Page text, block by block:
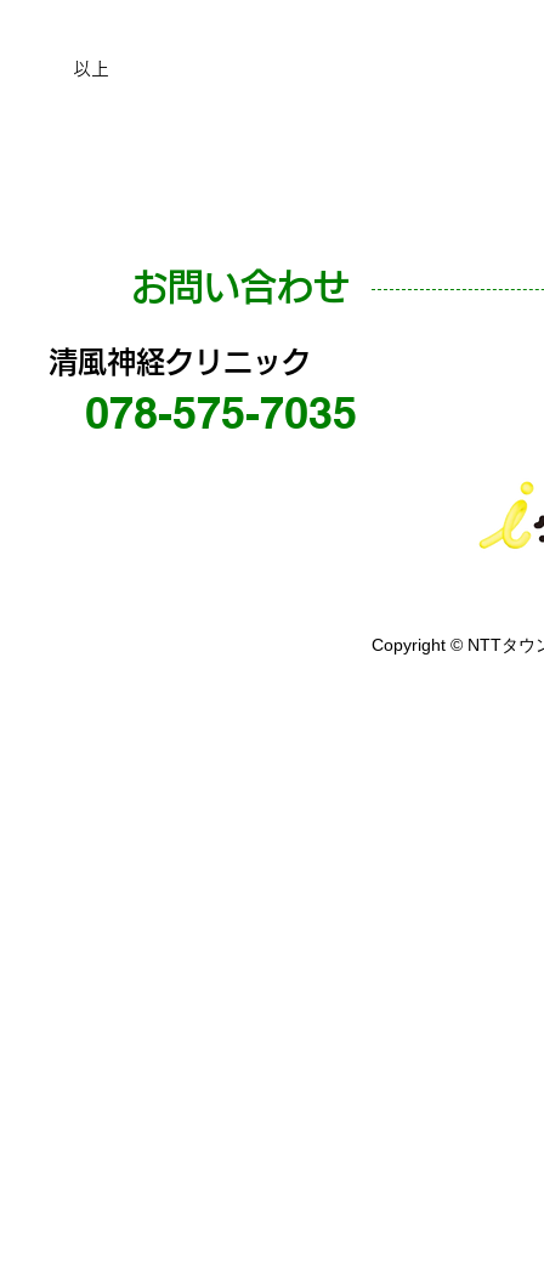
以上
お問い合わせ
清風神経クリニック
078-575-7035
Copyright © NTTタウ